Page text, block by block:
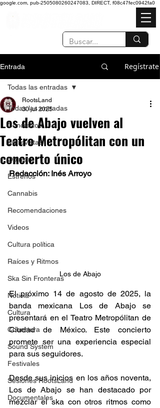
google.com, pub-2505080260247083, DIRECT, f08c47fec0942fa0
Entrada Regístrate
Todas las entradas
Conciertos
Entrevistas
Opinión
Estrenos
Cannabis
Recomendaciones
Videos
Cultura política
Raíces y Ritmos
Ska Sin Fronteras
Noticia
Cultura
Cobertura
Sound System
Festivales
Sesiones RootsLand
Documentales
Todas las entradas
Los de Abajo vuelven al
Teatro Metropólitan con un
concierto único
RootsLand
30 jul 2025
Redacción: Inés Arroyo
Los de Abajo
El próximo 14 de agosto de 2025, la
banda mexicana Los de Abajo se
presentará en el Teatro Metropólitan de
Ciudad de México. Este concierto
promete ser una experiencia especial
para sus seguidores.
Desde sus inicios en los años noventa,
Los de Abajo se han destacado por
mezclar el ska con otros ritmos como